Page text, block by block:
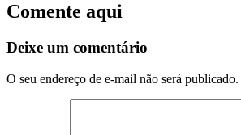
Comente aqui
Deixe um comentário
O seu endereço de e-mail não será publicado.